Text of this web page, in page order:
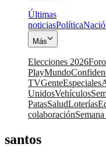
Últimas
noticiasPolítica
Más
Elecciones 2026
PlayMundo
TVGenteEspeciales
UnidosVehículos
PatasSaludLoterías
colaboración
santos